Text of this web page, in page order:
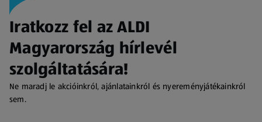
Iratkozz fel az ALDI
Magyarország hírlevél
szolgáltatására!
Ne maradj le akcióinkról, ajánlatainkról és nyereményjátékainkról
sem.